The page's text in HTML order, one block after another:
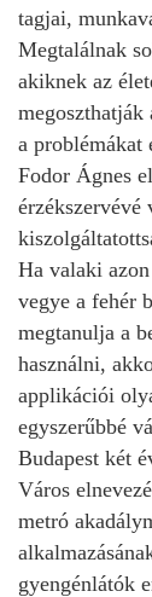
tagjai,
Megtalálnak
akiknek az
megoszthatják
a problémákat
Fodor Ágnes
Ha valaki
vegye a fehér
megtanulja a
használni,
applikációi
egyszerűbbé
Budapest két
Város
metró
gyengénlátók